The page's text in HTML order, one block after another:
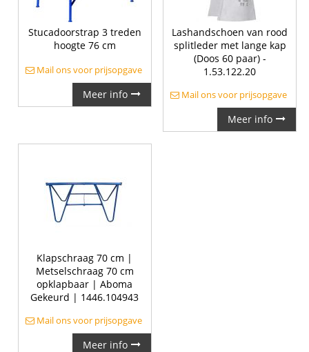
Stucadoorstrap 3 treden
hoogte 76 cm
Mail ons voor prijsopgave
Meer info
Lashandschoen van rood
splitleder met lange kap
(Doos 60 paar) -
1.53.122.20
Mail ons voor prijsopgave
Meer info
Klapschraag 70 cm |
Metselschraag 70 cm
opklapbaar | Aboma
Gekeurd | 1446.104943
Mail ons voor prijsopgave
Meer info